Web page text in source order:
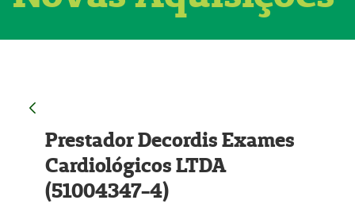
Prestador Decordis Exames
Cardiológicos LTDA
(51004347-4)